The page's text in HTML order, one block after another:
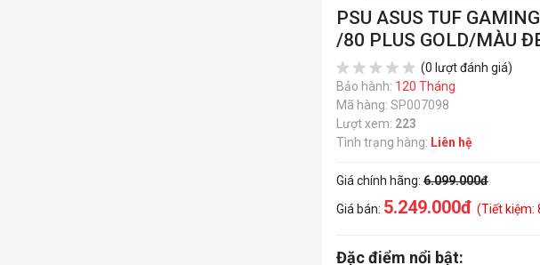
PSU ASUS TUF
/80 PLUS GOLD/MÀU
(0 lượt đánh giá)
Bảo hành: 120 Tháng
Mã hàng: SP007098
Lượt xem: 223
Tình trạng hàng: Liên hệ
Giá chính hãng: 6.099.000đ
Giá bán: 5.249.000đ (Tiết kiệm:
Đặc điểm nổi bật: